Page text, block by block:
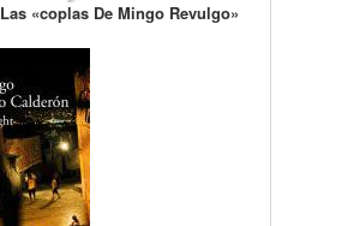
Las «coplas De Mingo Revulgo»